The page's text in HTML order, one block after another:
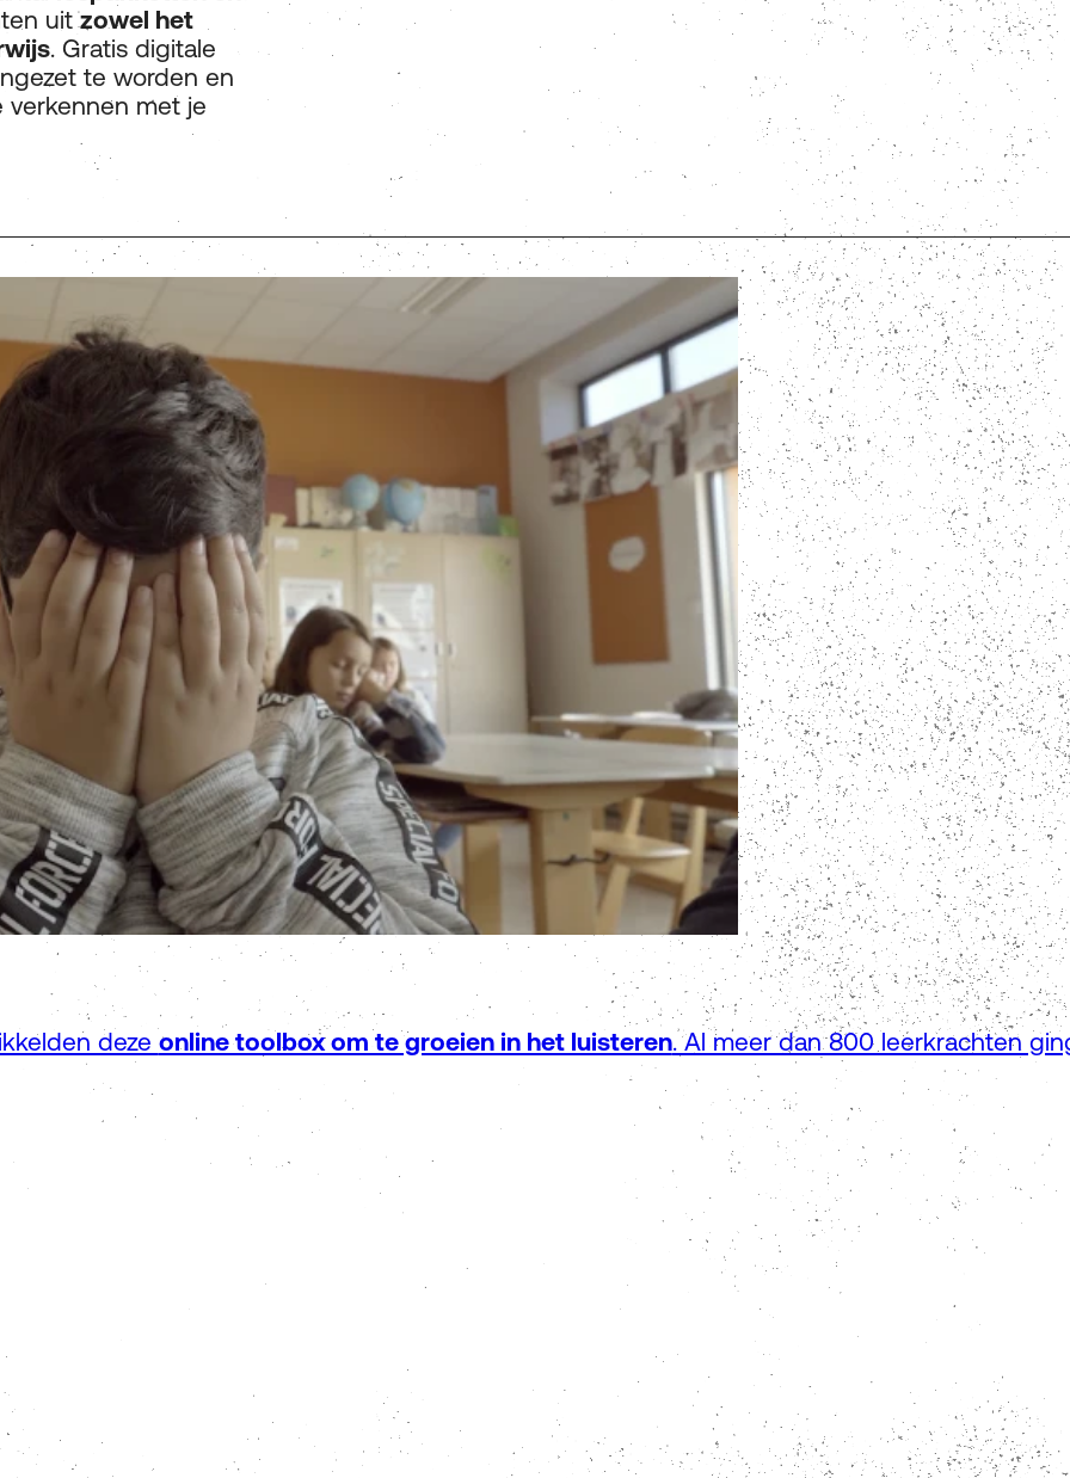
uitzowel het
. Gratis digitale
te worden en
verkennen met je
deze online toolbox om te groeien in het luisteren. Al meer dan 800 leerkrachten